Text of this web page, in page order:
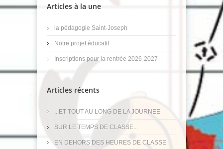
Articles à la une
la pédagogie Saint-Joseph
Notre projet éducatif
Inscriptions pour la rentrée 2026-2027
Articles récents
...ET TOUT AU LONG DE LA JOURNEE
SUR LE TEMPS DE CLASSE...
EN DEHORS DES HEURES DE CLASSE